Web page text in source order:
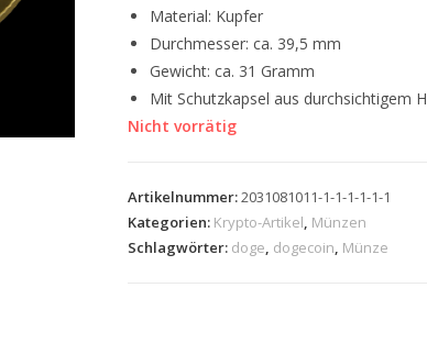
Material: Kupfer
Durchmesser: ca. 39,5 mm
Gewicht: ca. 31 Gramm
Mit Schutzkapsel aus durchsichtigem
Nicht vorrätig
Artikelnummer:2031081011-1-1-1-1-1-1
Kategorien: Krypto-Artikel, Münzen
Schlagwörter: doge, dogecoin, Münze